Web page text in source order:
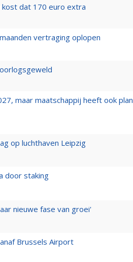
kost dat 170 euro extra
vertraging oplopen
maar maatschappij heeft ook plan
op luchthaven Leipzig
door staking
nieuwe fase van groei'
Brussels Airport